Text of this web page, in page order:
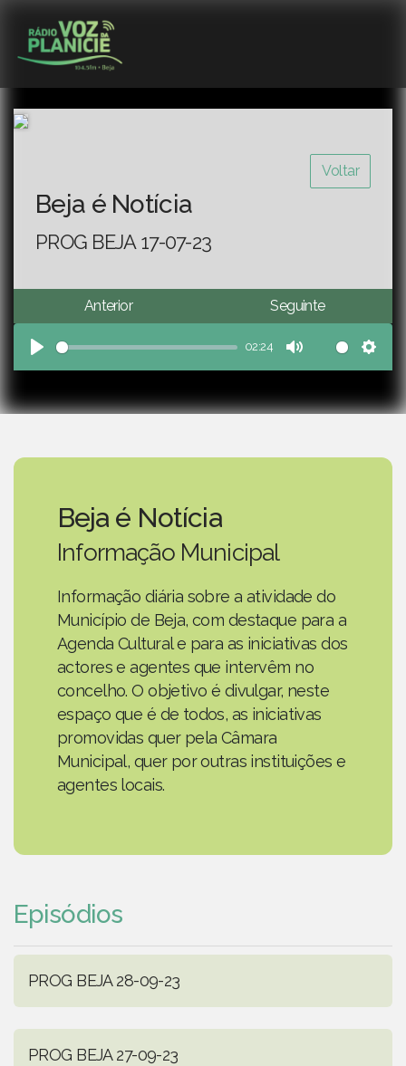
Voltar
Beja é Notícia
PROG BEJA 17-07-23
Anterior Seguinte
Play
02:24
Mute
Beja é Notícia
Informação Municipal
Informação diária sobre a atividade do
Município de Beja, com destaque para a
Agenda Cultural e para as iniciativas dos
actores e agentes que intervêm no
concelho. O objetivo é divulgar, neste
espaço que é de todos, as iniciativas
promovidas quer pela Câmara
Municipal, quer por outras instituições e
agentes locais.
Episódios
PROG BEJA 28-09-23
PROG BEJA 27-09-23